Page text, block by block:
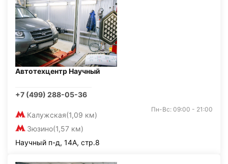
Автотехцентр Научный
+7 (499) 288-05-36
Калужская(1,09 км)
Зюзино(1,57 км)
Пн-Вс: 09:00 - 21:00
Научный п-д, 14А, стр.8